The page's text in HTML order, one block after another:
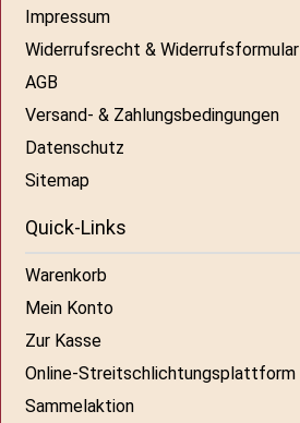
Impressum
Widerrufsrecht & Widerrufsformular
AGB
Versand- & Zahlungsbedingungen
Datenschutz
Sitemap
Quick-Links
Warenkorb
Mein Konto
Zur Kasse
Online-Streitschlichtungsplattform
Sammelaktion